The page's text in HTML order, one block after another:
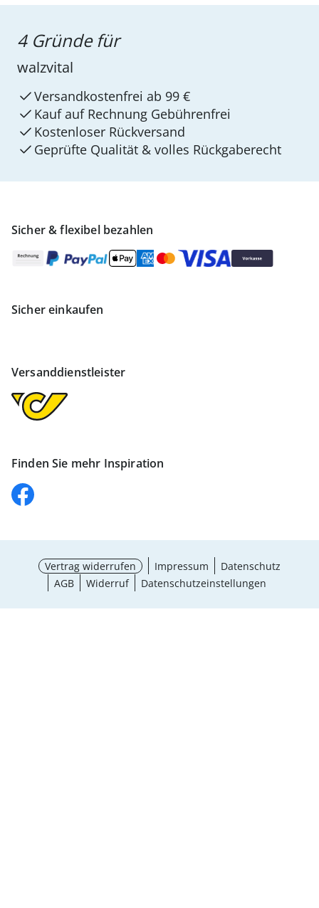
Sicher & flexibel bezahlen
Sicher einkaufen
Versanddienstleister
Finden Sie mehr Inspiration
4 Gründe für
walzvital
Versandkostenfrei ab 99 €
Kauf auf Rechnung Gebührenfrei
Kostenloser Rückversand
Geprüfte Qualität & volles Rückgaberecht
Vertrag widerrufen Impressum
Datenschutz
AGB
Widerruf Datenschutzeinstellungen